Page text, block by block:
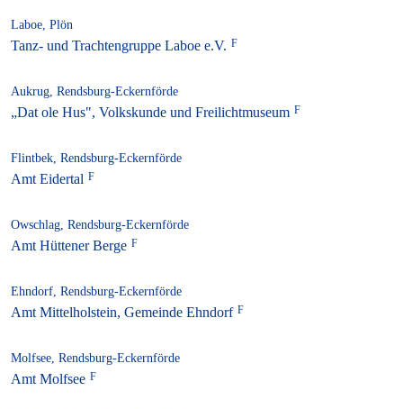
Laboe, Plön
Tanz- und Trachtengruppe Laboe e.V.
Aukrug, Rendsburg-Eckernförde
„Dat ole Hus", Volkskunde und Freilichtmuseum
Flintbek, Rendsburg-Eckernförde
Amt Eidertal
Owschlag, Rendsburg-Eckernförde
Amt Hüttener Berge
Ehndorf, Rendsburg-Eckernförde
Amt Mittelholstein, Gemeinde Ehndorf
Molfsee, Rendsburg-Eckernförde
Amt Molfsee